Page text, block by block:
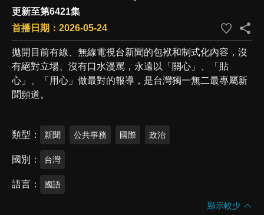
更新至第6421集
首播日期：2026-05-24
拋開目前有線、無線電視台新聞的包袱和制式化內容，沒
有絕對立場、沒有口水漫罵，永遠以「關心」、「貼
心」、「用心」做最對的報導，是台灣獨一無二最專屬新
聞頻道。
類型 新聞 公共事務 國際 政治
國別 台灣
語言 國語
顯示較少